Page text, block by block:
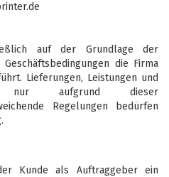
auf der Grundlage der
die Firma
Lieferungen, Leistungen und
nur aufgrund dieser
Regelungen bedürfen
Kunde als Auftraggeber ein